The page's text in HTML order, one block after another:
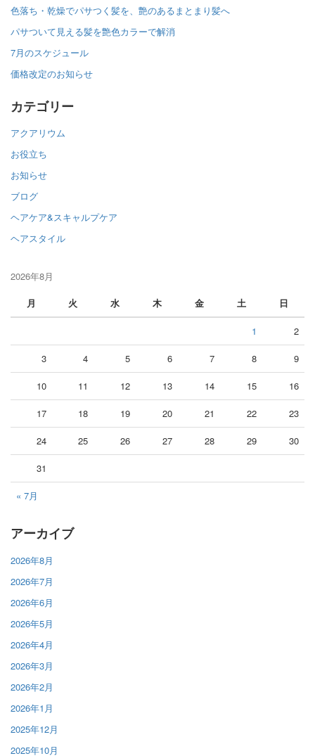
色落ち・乾燥でパサつく髪を、艶のあるまとまり髪へ
パサついて見える髪を艶色カラーで解消
7月のスケジュール
価格改定のお知らせ
カテゴリー
アクアリウム
お役立ち
お知らせ
ブログ
ヘアケア&スキャルプケア
ヘアスタイル
2026年8月
月
火 水 木 金 土 日
« 7月
1 2
3 4 5 6 7 8 9
10 11 12 13 14 15 16
17 18 19 20 21 22 23
24 25 26 27 28 29 30
31
アーカイブ
2026年8月
2026年7月
2026年6月
2026年5月
2026年4月
2026年3月
2026年2月
2026年1月
2025年12月
2025年10月